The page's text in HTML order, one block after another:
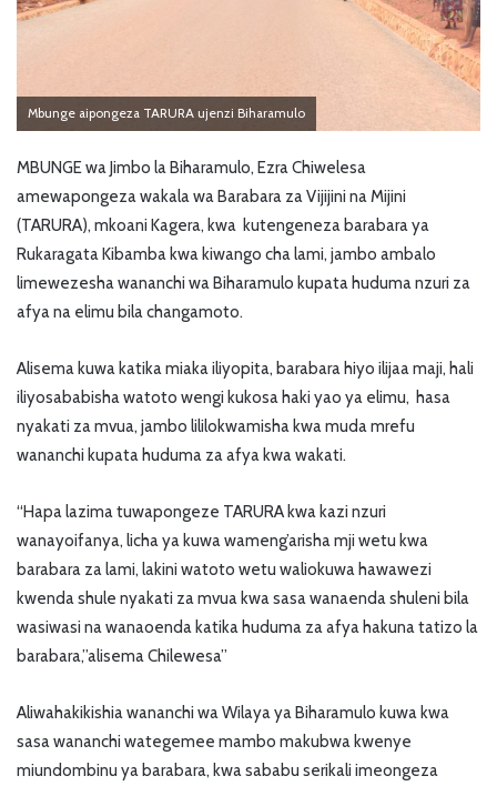
Mbunge aipongeza TARURA ujenzi Biharamulo
MBUNGE wa Jimbo la Biharamulo, Ezra Chiwelesa
amewapongeza wakala wa Barabara za Vijijini na Mijini
(TARURA), mkoani Kagera, kwa kutengeneza barabara ya
Rukaragata Kibamba kwa kiwango cha lami, jambo ambalo
limewezesha wananchi wa Biharamulo kupata huduma nzuri za
afya na elimu bila changamoto.
Alisema kuwa katika miaka iliyopita, barabara hiyo ilijaa maji, hali
iliyosababisha watoto wengi kukosa haki yao ya elimu, hasa
nyakati za mvua, jambo lililokwamisha kwa muda mrefu
wananchi kupata huduma za afya kwa wakati.
“Hapa lazima tuwapongeze TARURA kwa kazi nzuri
wanayoifanya, licha ya kuwa wameng’arisha mji wetu kwa
barabara za lami, lakini watoto wetu waliokuwa hawawezi
kwenda shule nyakati za mvua kwa sasa wanaenda shuleni bila
wasiwasi na wanaoenda katika huduma za afya hakuna tatizo la
barabara,”alisema Chilewesa”
Aliwahakikishia wananchi wa Wilaya ya Biharamulo kuwa kwa
sasa wananchi wategemee mambo makubwa kwenye
miundombinu ya barabara, kwa sababu serikali imeongeza